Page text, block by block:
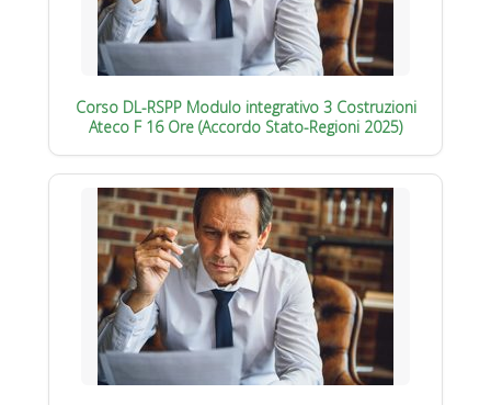
Corso DL-RSPP Modulo integrativo 3 Costruzioni
Ateco F 16 Ore (Accordo Stato-Regioni 2025)